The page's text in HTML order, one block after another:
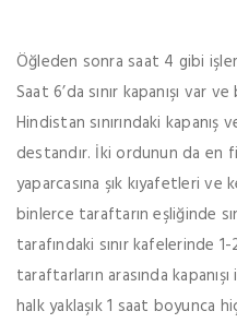
Öğleden sonra saat 4 gibi
Saat 6’da sınır kapanışı var
Hindistan sınırındaki kapanış
destandır. İki ordunun da en
yaparcasına şık kıyafetleri
binlerce taraftarın eşliğinde
tarafındaki sınır kafelerinde
taraftarların arasında
halk yaklaşık 1 saat boyunca